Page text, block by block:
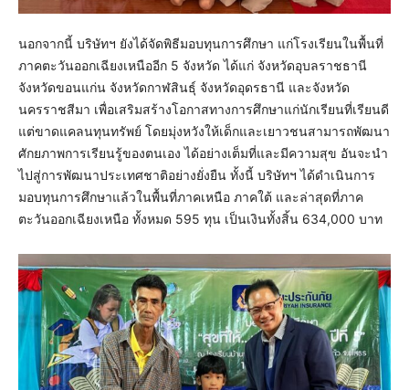
นอกจากนี้ บริษัทฯ ยังได้จัดพิธีมอบทุนการศึกษา แก่โรงเรียนในพื้นที่
ภาคตะวันออกเฉียงเหนืออีก 5 จังหวัด ได้แก่ จังหวัดอุบลราชธานี
จังหวัดขอนแก่น จังหวัดกาฬสินธุ์ จังหวัดอุดรธานี และจังหวัด
นครราชสีมา เพื่อเสริมสร้างโอกาสทางการศึกษาแก่นักเรียนที่เรียนดี
แต่ขาดแคลนทุนทรัพย์ โดยมุ่งหวังให้เด็กและเยาวชนสามารถพัฒนา
ศักยภาพการเรียนรู้ของตนเอง ได้อย่างเต็มที่และมีความสุข อันจะนำ
ไปสู่การพัฒนาประเทศชาติอย่างยั่งยืน ทั้งนี้ บริษัทฯ ได้ดำเนินการ
มอบทุนการศึกษาแล้วในพื้นที่ภาคเหนือ ภาคใต้ และล่าสุดที่ภาค
ตะวันออกเฉียงเหนือ ทั้งหมด 595 ทุน เป็นเงินทั้งสิ้น 634,000 บาท